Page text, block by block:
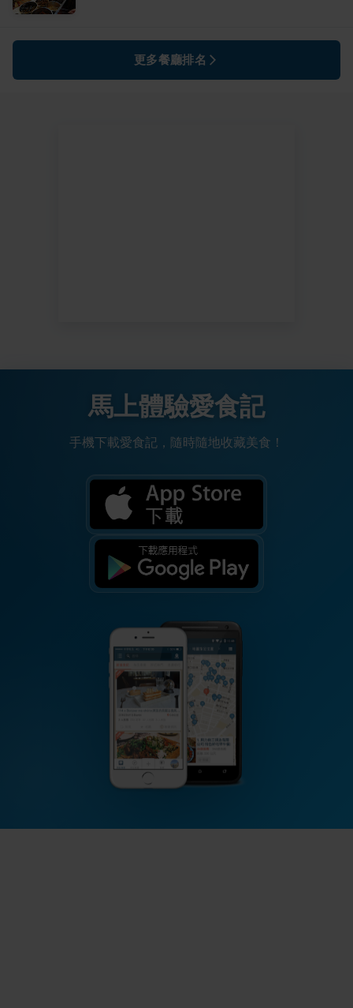
更多餐廳排名
馬上體驗愛食記
手機下載愛食記，隨時隨地收藏美食！